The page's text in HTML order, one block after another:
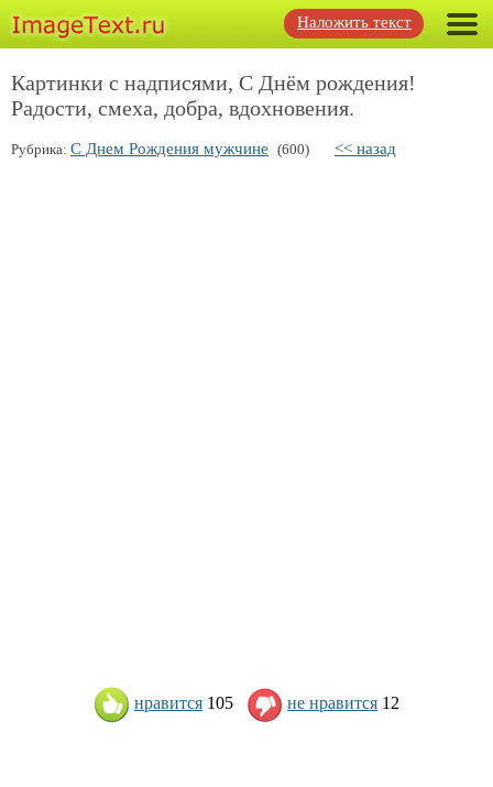
Наложить текст
Картинки с надписями, С Днём рождения!
Радости, смеха, добра, вдохновения.
Рубрика: С Днем Рождения мужчине (600) << назад
нравится 105 не нравится 12